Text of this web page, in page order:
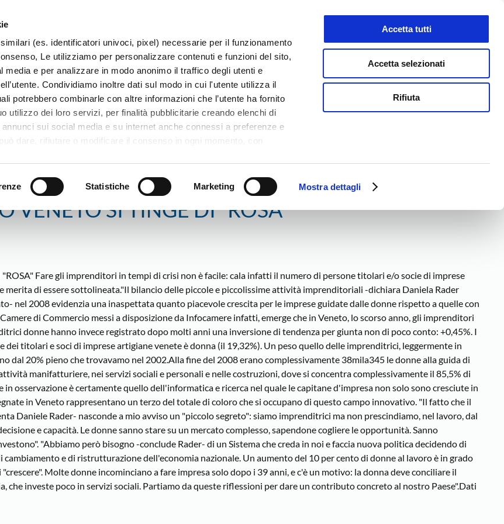
(es. identificatori univoci, pixel) necessarie per il funzionamento
Le utilizziamo per personalizzare contenuti e funzioni del sito,
media e per analizzare in modo anonimo il traffico degli utenti e
Condividiamo inoltre dati sul modo in cui l'utente utilizza il
potrebbero combinarle con altre informazioni che l’utente ha fornito
utilizzo dei loro servizi, per finalità pubblicitarie creando elenchi di
sui social media e su internet anche connessi a preferenze e
dare, rifiutare o modificare il consenso in ogni momento, con
loro condivisione con i terzi partner può leggere la ns. Cookie Policy.
Statistiche Marketing Mostra dettagli
Accetta tutti
Accetta selezionati
Rifiuta
SISTEMI E MESTIERI PROGETTI NEWS CONTATTI
VENETO SI TINGE DI “ROSA”
Fare gli imprenditori in tempi di crisi non è facile: cala infatti il numero di persone titolari e/o socie di imprese
merita di essere sottolineata."Il bilancio delle piccole e piccolissime attività imprenditoriali -dichiara Daniela Rader
nel 2008 evidenzia una inaspettata quanto piacevole crescita per le imprese guidate dalle donne rispetto a quelle con
di Commercio messi a disposizione da Infocamere infatti, emerge che in Veneto, lo scorso anno, gli imprenditori
donne hanno invece registrato dopo molti anni una inversione di tendenza per giunta non di poco conto: +0,45%. I
titolari e soci di imprese artigiane venete è donna (il 19,32%). Un peso quello delle imprenditrici, leggermente in
dal 20% pieno che trovavamo nel 2002.Alla fine del 2008 erano complessivamente 38mila345 le donne alla guida di
manifatturiere, nei servizi sociali e personali e nelle costruzioni, dove si concentra complessivamente il 85,5% di
osservazione è certamente quello dell'informatica e ricerca nel quale le capitane d'impresa non solo sono cresciute in
in Veneto rappresentano un terzo del totale di coloro che si occupano di questo campo innovativo. "Il fatto che il
Daniele Rader- nasconde a mio avviso un "piccolo segreto": siamo imprenditrici ma non prescindiamo, nel lavoro, dal
e capacità. Le donne sanno stare su un mercato complesso, sapendone cogliere le opportunità. Sanno
"Abbiamo però bisogno -conclude Rader- di un Sistema che creda in noi e faccia nuova politica decidendo di
e di ristrutturazione dell'economia nazionale. Un aumento del 10 per cento di donne al lavoro è in grado
Molte donne incominciano a fare impresa solo dopo i 39 anni, e c'è un motivo: la donna deve conciliare il
che investe poco in servizi sociali. Partiamo da queste riflessioni per dare un contributo concreto al nostro Paese".Dati